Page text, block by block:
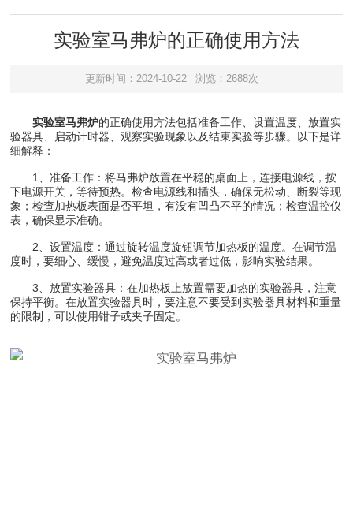
实验室马弗炉的正确使用方法
更新时间：2024-10-22 浏览：2688次
实验室马弗炉的正确使用方法包括准备工作、设置温度、放置实
验器具、启动计时器、观察实验现象以及结束实验等步骤。以下是详
细解释：
1、准备工作：将马弗炉放置在平稳的桌面上，连接电源线，按
下电源开关，等待预热。检查电源线和插头，确保无松动、断裂等现
象；检查加热板表面是否平坦，有没有凹凸不平的情况；检查温控仪
表，确保显示准确。
2、设置温度：通过旋转温度旋钮调节加热板的温度。在调节温
度时，要细心、缓慢，避免温度过高或者过低，影响实验结果。
3、放置实验器具：在加热板上放置需要加热的实验器具，注意
保持平衡。在放置实验器具时，要注意不要受到实验器具材料和重量
的限制，可以使用钳子或夹子固定。